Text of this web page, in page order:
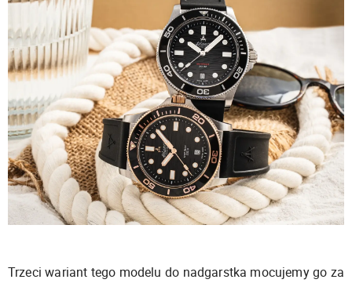
Trzeci wariant tego modelu do nadgarstka mocujemy go za